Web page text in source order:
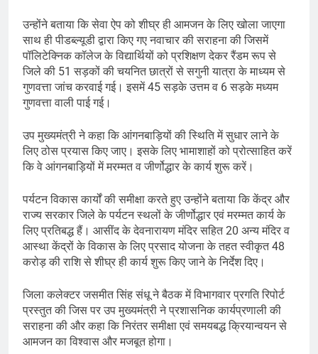
उन्होंने बताया कि सेवा ऐप को शीघ्र ही आमजन के लिए खोला जाएगा
साथ ही पीडब्ल्यूडी द्वारा किए गए नवाचार की सराहना की जिसमें
पॉलिटेक्निक कॉलेज के विद्यार्थियों को प्रशिक्षण देकर रैंडम रूप से
जिले की 51 सड़कों की चयनित छात्रों से सगुनी यात्रा के माध्यम से
गुणवत्ता जांच करवाई गई। इसमें 45 सड़के उत्तम व 6 सड़के मध्यम
गुणवत्ता वाली पाई गई।
उप मुख्यमंत्री ने कहा कि आंगनबाड़ियों की स्थिति में सुधार लाने के
लिए ठोस प्रयास किए जाए। इसके लिए भामाशाहों को प्रोत्साहित करें
कि वे आंगनबाड़ियों में मरम्मत व जीर्णोद्धार के कार्य शुरू करें।
पर्यटन विकास कार्यों की समीक्षा करते हुए उन्होंने बताया कि केंद्र और
राज्य सरकार जिले के पर्यटन स्थलों के जीर्णोद्धार एवं मरम्मत कार्य के
लिए प्रतिबद्ध हैं। आसींद के देवनारायण मंदिर सहित 20 अन्य मंदिर व
आस्था केंद्रों के विकास के लिए प्रसाद योजना के तहत स्वीकृत 48
करोड़ की राशि से शीघ्र ही कार्य शुरू किए जाने के निर्देश दिए।
जिला कलेक्टर जसमीत सिंह संधू ने बैठक में विभागवार प्रगति रिपोर्ट
प्रस्तुत की जिस पर उप मुख्यमंत्री ने प्रशासनिक कार्यप्रणाली की
सराहना की और कहा कि निरंतर समीक्षा एवं समयबद्ध क्रियान्वयन से
आमजन का विश्वास और मजबूत होगा।